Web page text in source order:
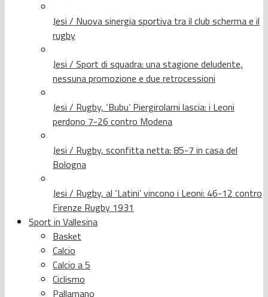
Jesi / Nuova sinergia sportiva tra il club scherma e il
rugby
Jesi / Sport di squadra: una stagione deludente,
nessuna promozione e due retrocessioni
Jesi / Rugby, ‘Bubu’ Piergirolami lascia: i Leoni
perdono 7-26 contro Modena
Jesi / Rugby, sconfitta netta: 85-7 in casa del
Bologna
Jesi / Rugby, al ‘Latini’ vincono i Leoni: 46-12 contro
Firenze Rugby 1931
Sport in Vallesina
Basket
Calcio
Calcio a 5
Ciclismo
Pallamano